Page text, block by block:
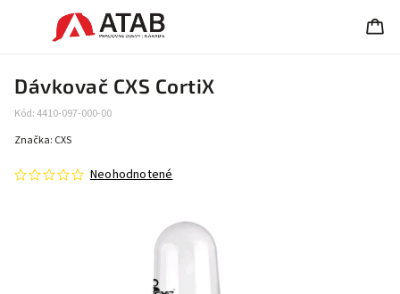
Dávkovač CXS CortiX
Kód:4410-097-000-00
Neohodnotené
Značka: CXS